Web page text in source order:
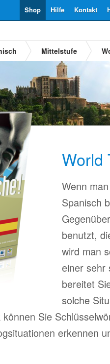
Kontakt
Hilfe
Shop
Mittelstufe
World
Wenn
Spanisch
benutzt,
wird man
einer sehr
bereitet
solche
Sie
erkennen